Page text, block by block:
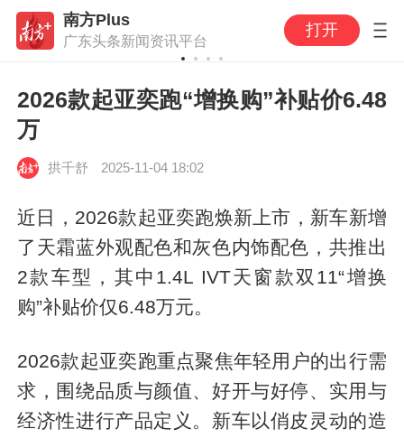
南方Plus
广东头条新闻资讯平台
打开
2026款起亚奕跑“增换购”补贴价6.48
万
拱千舒 2025-11-04 18:02
近日，2026款起亚奕跑焕新上市，新车新增
了天霜蓝外观配色和灰色内饰配色，共推出
2款车型，其中1.4L IVT天窗款双11“增换
购”补贴价仅6.48万元。
2026款起亚奕跑重点聚焦年轻用户的出行需
求，围绕品质与颜值、好开与好停、实用与
经济性进行产品定义。新车以俏皮灵动的造